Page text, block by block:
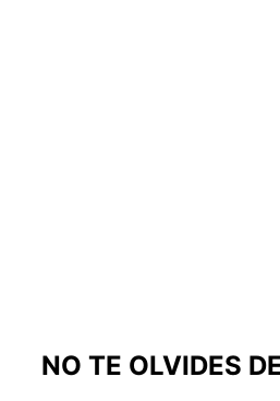
NO TE OLVIDES